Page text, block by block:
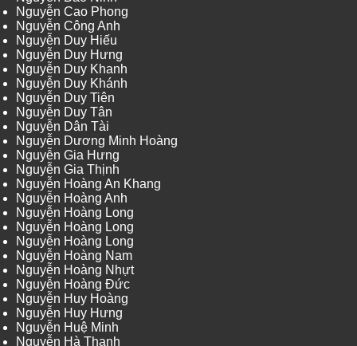
Nguyễn Cao Phong
Nguyễn Công Anh
Nguyễn Duy Hiếu
Nguyễn Duy Hưng
Nguyễn Duy Khanh
Nguyễn Duy Khánh
Nguyễn Duy Tiên
Nguyễn Duy Tân
Nguyễn Dân Tài
Nguyễn Dương Minh Hoàng
Nguyễn Gia Hưng
Nguyễn Gia Thịnh
Nguyễn Hoàng An Khang
Nguyễn Hoàng Anh
Nguyễn Hoàng Long
Nguyễn Hoàng Long
Nguyễn Hoàng Long
Nguyễn Hoàng Nam
Nguyễn Hoàng Nhựt
Nguyễn Hoàng Đức
Nguyễn Huy Hoàng
Nguyễn Huy Hưng
Nguyễn Huệ Minh
Nguyễn Hà Thanh